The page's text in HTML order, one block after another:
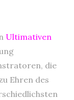
Ultimativen
die
Ehren des